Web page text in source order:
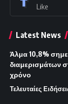
Like
Latest News
Άλμα 10,8%
διαμερισμάτων
χρόνο
Τελευταίες